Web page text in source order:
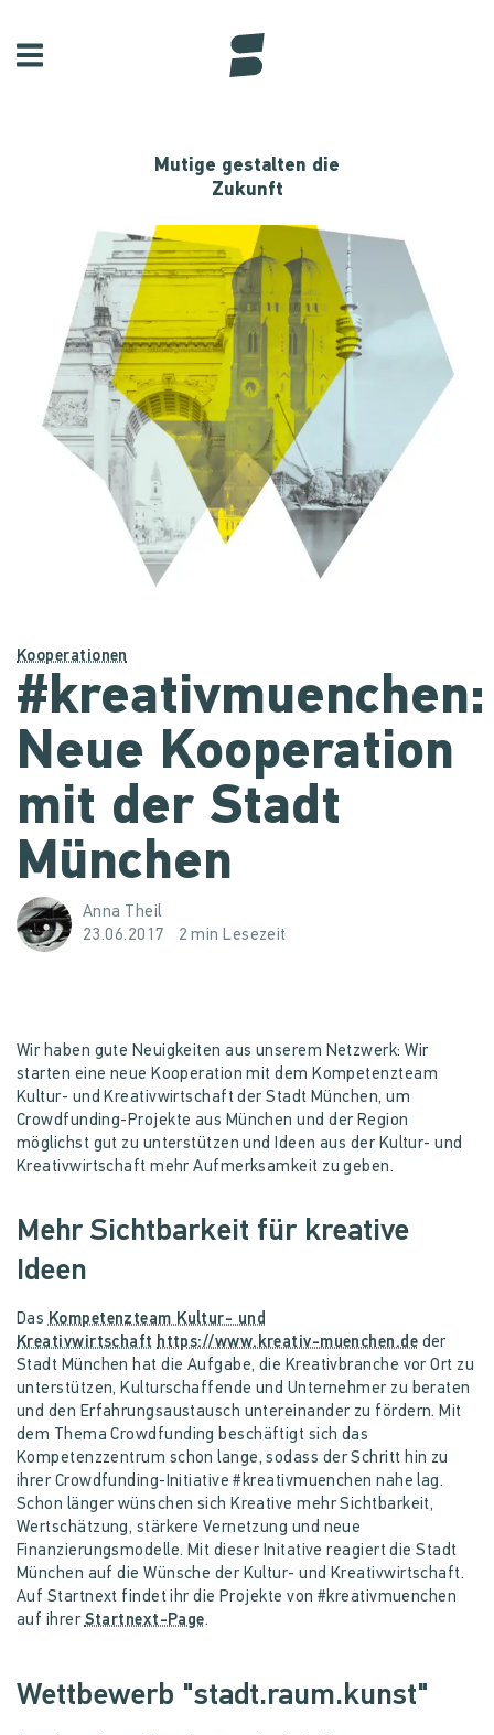
Mutige gestalten die
Zukunft
Kooperationen
#kreativmuenchen:
Neue Kooperation
mit der Stadt
München
Anna Theil
23.06.2017
2 min Lesezeit
Wir haben gute Neuigkeiten aus unserem Netzwerk: Wir
starten eine neue Kooperation mit dem Kompetenzteam
Kultur- und Kreativwirtschaft der Stadt München, um
Crowdfunding-Projekte aus München und der Region
möglichst gut zu unterstützen und Ideen aus der Kultur- und
Kreativwirtschaft mehr Aufmerksamkeit zu geben.
Mehr Sichtbarkeit für kreative
Ideen
DasKompetenzteam Kultur- und
Kreativwirtschaft
der
Stadt München hat die Aufgabe, die Kreativbranche vor Ort zu
unterstützen, Kulturschaffende und Unternehmer zu beraten
und den Erfahrungsaustausch untereinander zu fördern. Mit
dem Thema Crowdfunding beschäftigt sich das
Kompetenzzentrum schon lange, sodass der Schritt hin zu
ihrer Crowdfunding-Initiative #kreativmuenchen nahe lag.
Schon länger wünschen sich Kreative mehr Sichtbarkeit,
Wertschätzung, stärkere Vernetzung und neue
Finanzierungsmodelle. Mit dieser Initative reagiert die Stadt
München auf die Wünsche der Kultur- und Kreativwirtschaft.
Auf Startnext findet ihr die Projekte von #kreativmuenchen
auf ihrer Startnext-Page.
Wettbewerb "stadt.raum.kunst"